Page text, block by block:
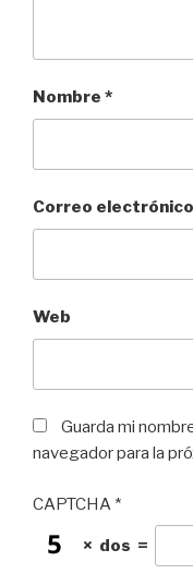
Nombre *
Correo electrónico
Web
Guarda mi
navegador para la
CAPTCHA *
× dos =